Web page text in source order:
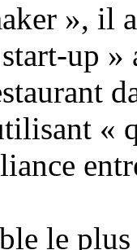
», il
up
«
le